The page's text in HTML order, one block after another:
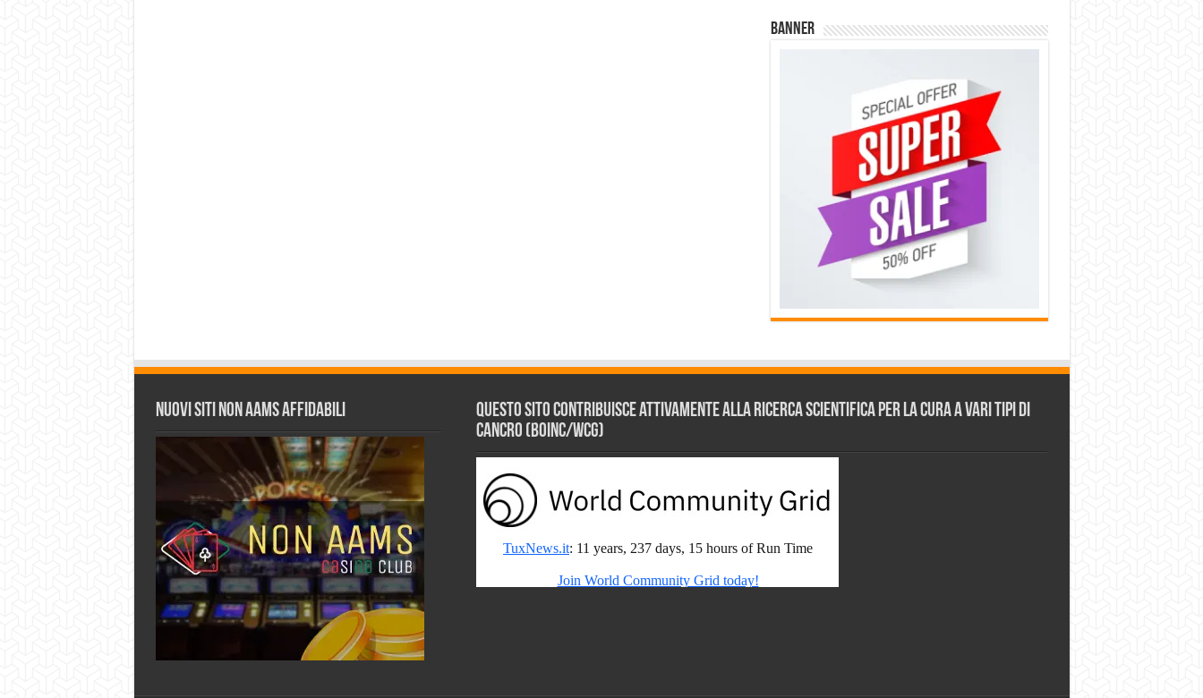
Banner
Nuovi siti non AAMS affidabili
Questo sito contribuisce attivamente alla ricerca scientifica per la cura a vari tipi di
Cancro (BOINC/WCG)